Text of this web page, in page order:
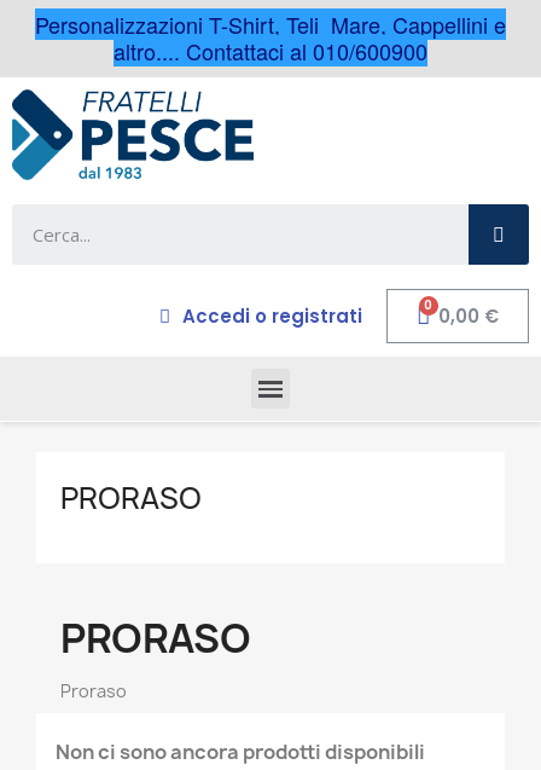
Personalizzazioni T-Shirt, Teli Mare, Cappellini e
altro.... Contattaci al 010/600900
Accedi o registrati 0,00 €
PRORASO
PRORASO
Proraso
Non ci sono ancora prodotti disponibili